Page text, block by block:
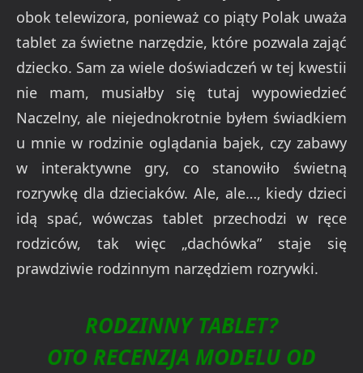
obok telewizora, ponieważ co piąty Polak uważa
tablet za świetne narzędzie, które pozwala zająć
dziecko. Sam za wiele doświadczeń w tej kwestii
nie mam, musiałby się tutaj wypowiedzieć
Naczelny, ale niejednokrotnie byłem świadkiem
u mnie w rodzinie oglądania bajek, czy zabawy
w interaktywne gry, co stanowiło świetną
rozrywkę dla dzieciaków. Ale, ale…, kiedy dzieci
idą spać, wówczas tablet przechodzi w ręce
rodziców, tak więc „dachówka” staje się
prawdziwie rodzinnym narzędziem rozrywki.
RODZINNY TABLET?
OTO RECENZJA MODELU OD